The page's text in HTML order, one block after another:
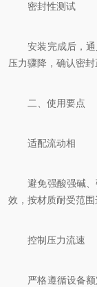
密封性测试
安装完成后，通
压力骤降，确认密封
二、使用要点
适配流动相
避免强酸强碱、
效，按材质耐受范围
控制压力流速
严格遵循设备额